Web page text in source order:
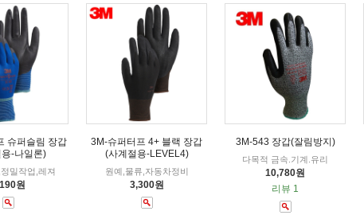
슈퍼슬림 장갑
-나일론)
밀작업,레져
원
3M-슈퍼터프 4+ 블랙 장갑
(사계절용-LEVEL4)
원예,물류,자동차정비
3,300원
3M-543 장갑(잘림방지)
다목적 금속.기계.유리
10,780원
리뷰 1